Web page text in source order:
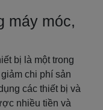
máy móc,
bị là một trong
chi phí sản
các thiết bị và
nhiều tiền và